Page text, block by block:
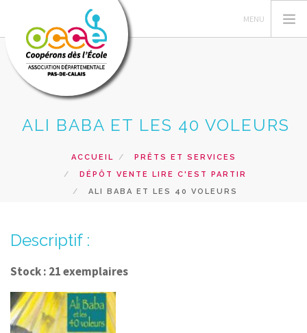
L'OCCE 62
RESSOURCES ET SERVICES
RECHERCHER
CONTACT
ALI BABA ET LES 40 VOLEURS
ACCUEIL
PRÊTS ET SERVICES
DÉPÔT VENTE LIRE C'EST PARTIR
ALI BABA ET LES 40 VOLEURS
Descriptif :
Stock : 21 exemplaires